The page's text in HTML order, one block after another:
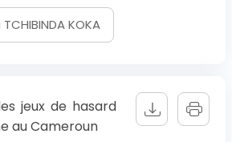
KOKA
jeux de hasard
au Cameroun